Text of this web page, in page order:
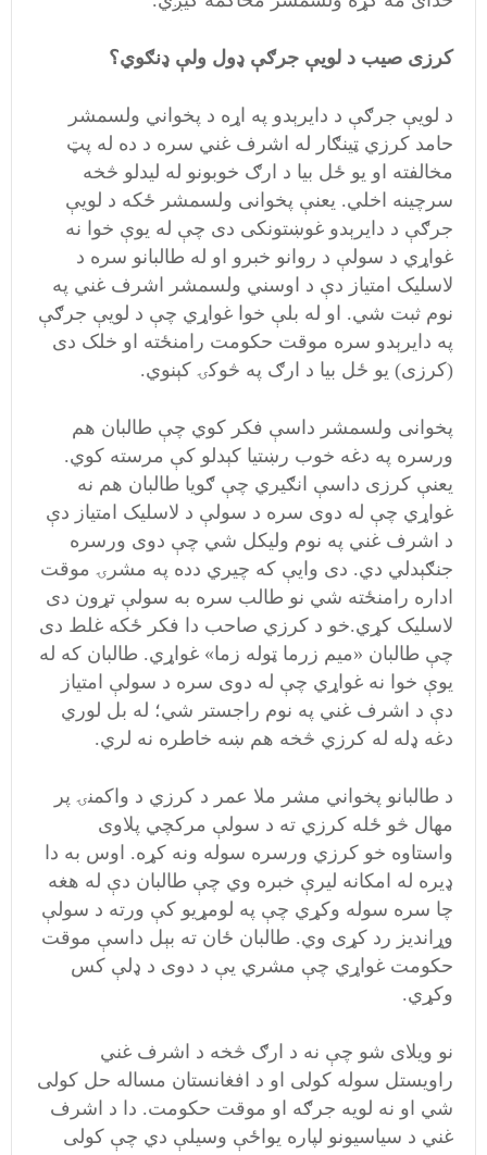
کرزی صيب د لويې جرګې ډول ولې ډنګوي؟
د لويې جرګې د دايرېدو په اړه د پخواني ولسمشر
حامد کرزي ټينګار له اشرف غني سره د ده له پټ
مخالفته او يو ځل بيا د ارګ خوبونو له ليدلو څخه
سرچينه اخلي. يعنې پخوانی ولسمشر ځکه د لويې
جرګې د دايرېدو غوښتونکی دی چې له يوې خوا نه
غواړي د سولې د روانو خبرو او له طالبانو سره د
لاسليک امتياز دې د اوسني ولسمشر اشرف غني په
نوم ثبت شي. او له بلې خوا غواړي چې د لويې جرګې
په دايرېدو سره موقت حکومت رامنځته او خلک دی
(کرزی) يو ځل بيا د ارګ په څوکۍ کېنوي.
پخوانی ولسمشر داسې فکر کوي چې طالبان هم
ورسره په دغه خوب رښتيا کېدلو کې مرسته کوي.
یعنې کرزی داسې انګيري چې ګويا طالبان هم نه
غواړي چې له دوی سره د سولې د لاسليک امتياز دې
د اشرف غني په نوم وليکل شي چې دوی ورسره
جنګېدلي دي. دی وايې که چيري دده په مشرۍ موقت
اداره رامنځته شي نو طالب سره به سولې تړون دی
لاسليک کړي.خو د کرزي صاحب دا فکر ځکه غلط دی
چې طالبان «ميم زرما ټوله زما» غواړي. طالبان که له
يوې خوا نه غواړي چې له دوی سره د سولې امتياز
دې د اشرف غني په نوم راجستر شي؛ له بل لوري
دغه ډله له کرزي څخه هم ښه خاطره نه لري.
د طالبانو پخواني مشر ملا عمر د کرزي د واکمنۍ پر
مهال څو ځله کرزي ته د سولې مرکچي پلاوی
واستاوه خو کرزي ورسره سوله ونه کړه. اوس به دا
ډيره له امکانه ليرې خبره وي چې طالبان دې له هغه
چا سره سوله وکړي چې په لومړيو کې ورته د سولې
وړانديز رد کړی وي. طالبان ځان ته بېل داسې موقت
حکومت غواړي چې مشري يې د دوی د ډلې کس
وکړي.
نو ويلای شو چې نه د ارګ څخه د اشرف غني
راويستل سوله کولی او د افغانستان مساله حل کولی
شي او نه لويه جرګه او موقت حکومت. دا د اشرف
غني د سياسيونو لپاره يواځې وسيلې دي چې کولی